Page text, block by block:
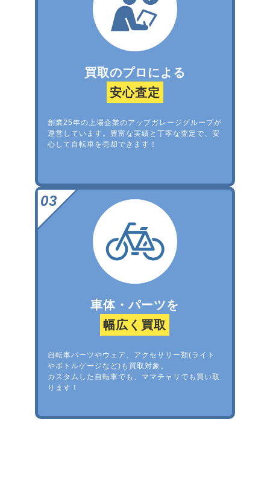
買取のプロによる
安心査定
創業25年の上場企業のアップガレージグループが
運営しています。豊富な実績と丁寧な査定で、安
心して自転車を売却できます！
車体・パーツを
幅広く買取
自転車パーツやウェア、アクセサリー類(ライト
やボトルゲージなど)も買取対象。
カスタムした自転車でも、ママチャリでも買い取
ります！